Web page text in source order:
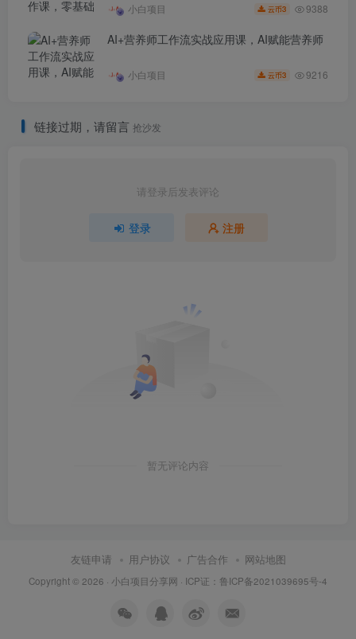
小白项目 云币3 9388
AI+营养师工作流实战应用课，AI赋能营养师
小白项目 云币3 9216
链接过期，请留言 抢沙发
请登录后发表评论
登录 注册
暂无评论内容
友链申请 用户协议 广告合作 网站地图
Copyright © 2026 · 小白项目分享网 · ICP证： 鲁ICP备2021039695号-4